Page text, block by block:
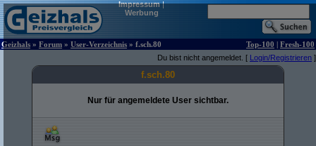
Impressum|
Werbung
Geizhals » Forum » User-Verzeichnis » f.sch.80 Top-100 | Fresh-100
Du bist nicht angemeldet. [ Login/Registrieren ]
f.sch.80
Nur für angemeldete User sichtbar.